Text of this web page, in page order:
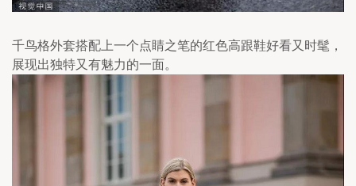
千鸟格外套搭配上一个点睛之笔的红色高跟鞋好看又时髦，
展现出独特又有魅力的一面。